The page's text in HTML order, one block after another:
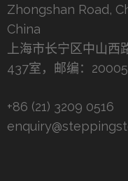
Zhongshan Road,
China
上海市长宁区中山西
437室，邮编：
+86 (21) 3209 0516